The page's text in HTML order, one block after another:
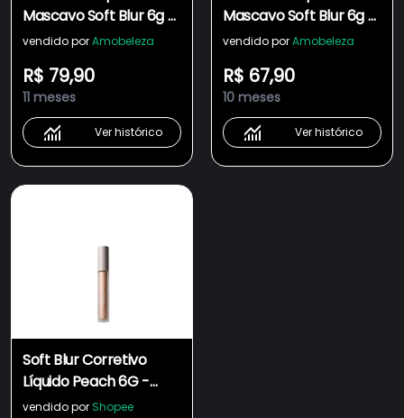
Mascavo Soft Blur 6g -
Tom 34W
vendido porAmobeleza
R$ 79,90
11 meses
Ver histórico
Mascavo Soft Blur 6g -
Tom 22N
vendido porAmobeleza
R$ 67,90
10 meses
Ver histórico
Soft Blur Corretivo
Líquido Peach 6G -
MASCAVO
vendido por Shopee